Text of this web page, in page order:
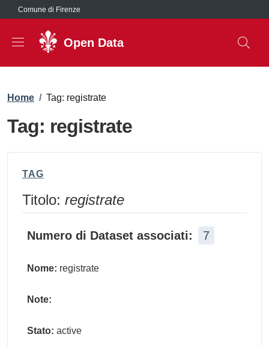
Salta al contenuto principale
Comune di Firenze
Open Data
Briciole di pane
Home / Tag: registrate
Tag: registrate
TAG
Titolo: registrate
Numero di Dataset associati: 7
Nome: registrate
Note:
Stato: active